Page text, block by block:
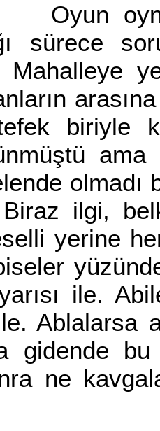
sürece
Mahalleye
biriyle
ilgi,
yerine
ile.
Ablalarsa
gidende
ne